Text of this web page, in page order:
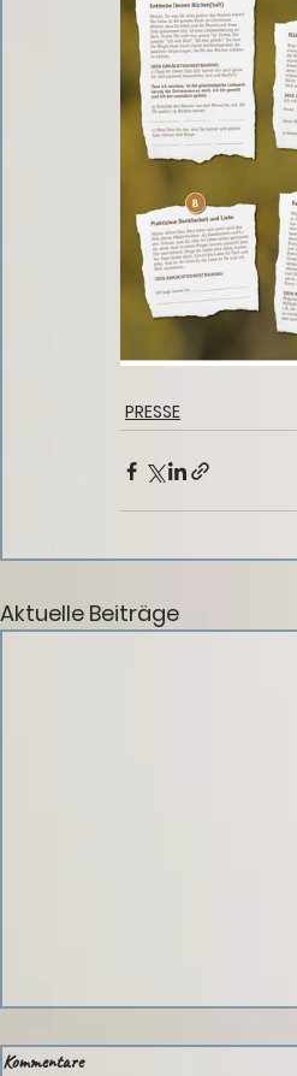
PRESSE
Aktuelle Beiträge
Kommentare